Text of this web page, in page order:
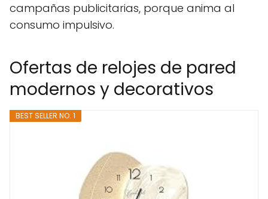
campañas publicitarias, porque anima al
consumo impulsivo.
Ofertas de relojes de pared
modernos y decorativos
BEST SELLER NO. 1